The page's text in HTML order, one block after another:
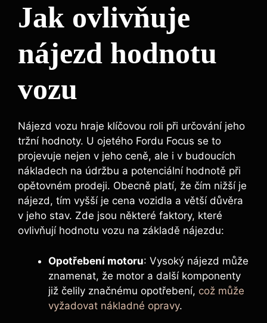
Jak ovlivňuje
nájezd hodnotu
vozu
Nájezd vozu hraje klíčovou roli při určování jeho
tržní hodnoty. U ojetého Fordu Focus se to
projevuje nejen v jeho ceně, ale i v budoucích
nákladech na údržbu a potenciální hodnotě při
opětovném prodeji. Obecně platí, že čím nižší je
nájezd, tím vyšší je cena vozidla a větší důvěra
v jeho stav. Zde jsou některé faktory, které
ovlivňují hodnotu vozu na základě nájezdu:
Opotřebení motoru: Vysoký nájezd může
znamenat, že motor a další komponenty
již čelily značnému opotřebení, což může
vyžadovat nákladné opravy.